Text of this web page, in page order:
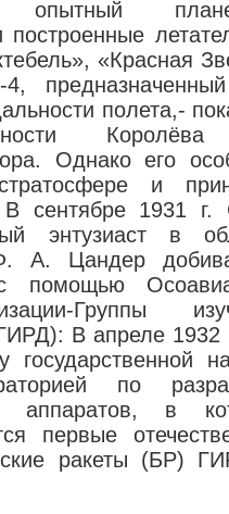
опытный
«Красная
полета,-
Однако его
и
В сентябре 1931
энтузиаст в
А. Цандер
помощью
Группы
В апреле 1932
государственной
по
аппаратов, в
первые
ракеты (БР)